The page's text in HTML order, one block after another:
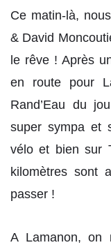
Ce matin-là,
& David
le rêve ! Après
en route pour
Rand’Eau du
super sympa et
vélo et bien sur
kilomètres sont
passer !
A Lamanon, on